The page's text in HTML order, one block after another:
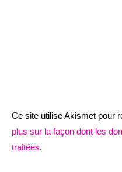
Ce site utilise Akismet pour
plus sur la façon dont les
traitées.